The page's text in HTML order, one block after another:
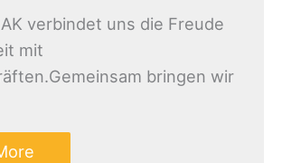
verbindet uns die Freude
mit
bringen wir